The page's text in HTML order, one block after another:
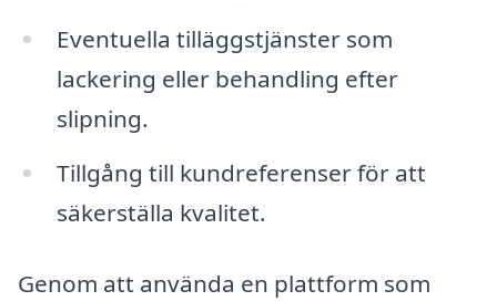
Eventuella tilläggstjänster som
lackering eller behandling efter
slipning.
Tillgång till kundreferenser för att
säkerställa kvalitet.
Genom att använda en plattform som